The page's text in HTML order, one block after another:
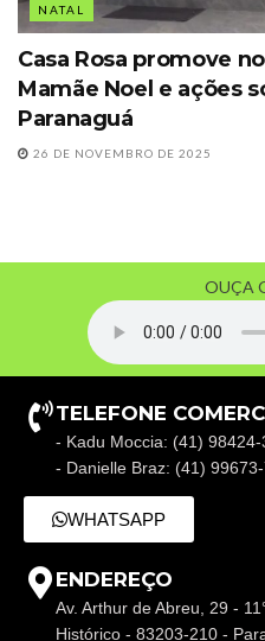
NATAL
Casa Rosa promove
Mamãe Noel e ações
Paranaguá
26 DE NOVEMBRO DE 2025
OUÇA
TELEFONE
- Kadu Moccia: (41) 98424-
- Danielle Braz: (41)
WHATSAPP
ENDEREÇO
Av. Arthur de Abreu, 29 -
Histórico - 83203-210 -